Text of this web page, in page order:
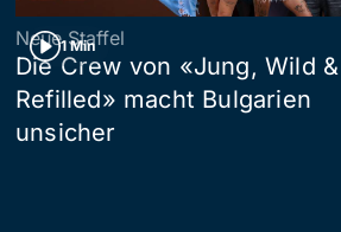
1 Min
Neue Staffel
Die Crew von «Jung, Wild
Refilled» macht Bulgarien
unsicher